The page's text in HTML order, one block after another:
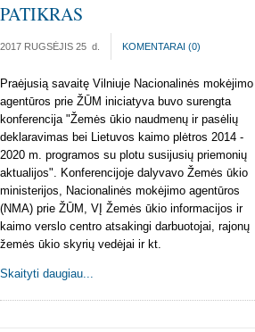
PATIKRAS
2017 RUGSĖJIS 25 d. KOMENTARAI (0)
Praėjusią savaitę Vilniuje Nacionalinės mokėjimo
agentūros prie ŽŪM iniciatyva buvo surengta
konferencija "Žemės ūkio naudmenų ir pasėlių
deklaravimas bei Lietuvos kaimo plėtros 2014 -
2020 m. programos su plotu susijusių priemonių
aktualijos". Konferencijoje dalyvavo Žemės ūkio
ministerijos, Nacionalinės mokėjimo agentūros
(NMA) prie ŽŪM, VĮ Žemės ūkio informacijos ir
kaimo verslo centro atsakingi darbuotojai, rajonų
žemės ūkio skyrių vedėjai ir kt.
Skaityti daugiau...